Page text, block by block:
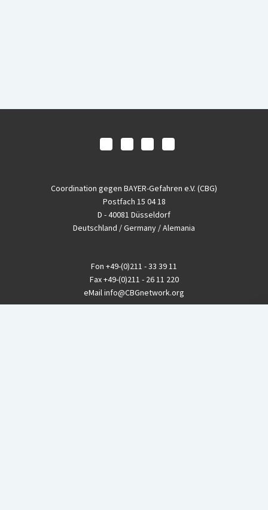
Coordination gegen BAYER-Gefahren e.V. (CBG)
Postfach 15 04 18
D - 40081 Düsseldorf
Deutschland / Germany / Alemania
Fon +49-(0)211 - 33 39 11
Fax+49-(0)211 - 26 11 220
eMailinfo@CBGnetwork.org